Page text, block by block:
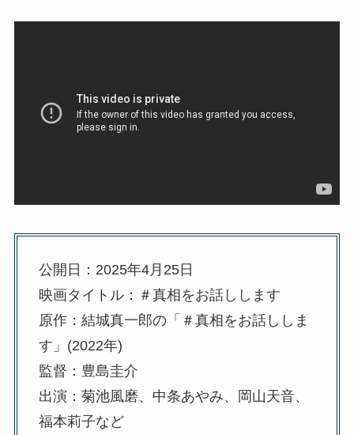
公開日：2025年4月25日
映画タイトル：＃真相をお話しします
原作：結城真一郎の「＃真相をお話ししま
す」(2022年)
監督：豊島圭介
出演：菊池風磨、中条あやみ、岡山天音、
福本莉子など